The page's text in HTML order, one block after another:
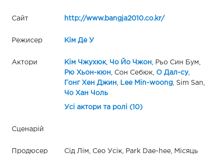
Сайт http://www.bangja2010.co.kr/
Режисер Кім Де У
Актори Кім Чжухюк, Чо Йо Чжон , Рьо Син Бум,
Рю Хьон-кюн , Сон Себюк, О Дал-су,
Гонг Хен Джин
Lee Min-woong, Sim San,
Чо Хан Чоль
Усі актори та ролі (10)
Сценарій
Продюсер
Сід Лім, Сео Усік, Park Dae-hee, Місяць